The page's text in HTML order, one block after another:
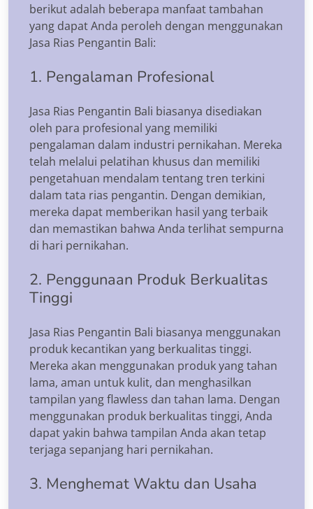
berikut adalah beberapa manfaat tambahan
yang dapat Anda peroleh dengan menggunakan
Jasa Rias Pengantin Bali:
1. Pengalaman Profesional
Jasa Rias Pengantin Bali biasanya disediakan
oleh para profesional yang memiliki
pengalaman dalam industri pernikahan. Mereka
telah melalui pelatihan khusus dan memiliki
pengetahuan mendalam tentang tren terkini
dalam tata rias pengantin. Dengan demikian,
mereka dapat memberikan hasil yang terbaik
dan memastikan bahwa Anda terlihat sempurna
di hari pernikahan.
2. Penggunaan Produk Berkualitas
Tinggi
Jasa Rias Pengantin Bali biasanya menggunakan
produk kecantikan yang berkualitas tinggi.
Mereka akan menggunakan produk yang tahan
lama, aman untuk kulit, dan menghasilkan
tampilan yang flawless dan tahan lama. Dengan
menggunakan produk berkualitas tinggi, Anda
dapat yakin bahwa tampilan Anda akan tetap
terjaga sepanjang hari pernikahan.
3. Menghemat Waktu dan Usaha